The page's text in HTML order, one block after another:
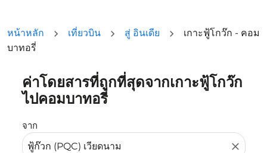
หน้าหลัก เที่ยวบิน สู่ อินเดีย
เกาะฟู้โกว๊ก - คอม
บาทอรี่
ค่าโดยสารที่ถูกที่สุดจากเกาะฟู้โกว๊ก
ไปคอมบาทอรี่
จาก
close
ลองอัปเดตเส้นทางของคุณ (ต้นทางและ/หรือปลายทาง) หรื